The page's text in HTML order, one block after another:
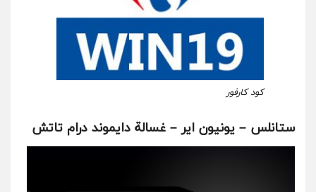
كود كارفور
ستانلس – يونيون اير – غسالة دايموند درام تاتش